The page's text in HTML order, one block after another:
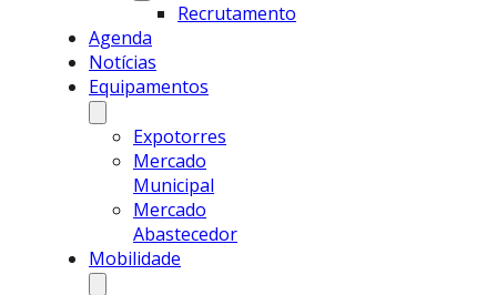
Recrutamento
Agenda
Notícias
Equipamentos
Expotorres
Mercado
Municipal
Mercado
Abastecedor
Mobilidade